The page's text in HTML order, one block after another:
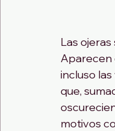
Las ojeras
Aparecen
incluso
que,
motivos